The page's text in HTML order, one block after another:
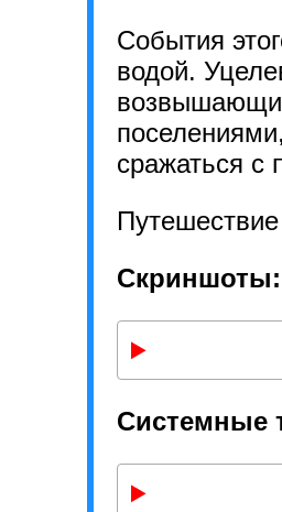
События
водой.
сражаться с
Скриншоты:
Системные